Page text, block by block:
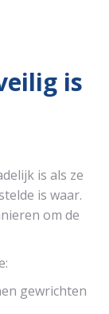
is
is als ze
is waar.
om de
gewrichten